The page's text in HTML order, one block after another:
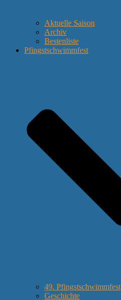
Aktuelle Saison
Archiv
Bestenliste
Pfingstschwimmfest
49. Pfingstschwimmfest
Geschichte